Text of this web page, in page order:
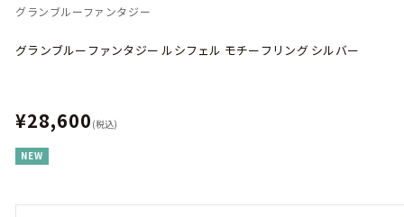
グランブルーファンタジー
グランブルーファンタジー ルシフェル モチーフリング シルバー
¥28,600 (税込)
NEW